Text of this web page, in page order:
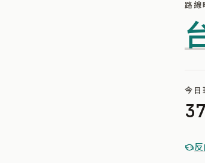
路線
今日
37